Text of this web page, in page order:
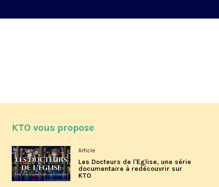
KTO vous propose
Article
Les Docteurs de l'Église, une série
documentaire à redécouvrir sur
KTO